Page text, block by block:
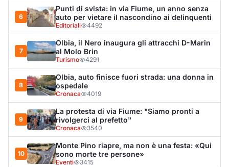
6
Punti di svista: in via Fiume, un anno senza
auto per vietare il nascondino ai delinquenti
Editoriali 4492
7
Olbia, il Nero inaugura gli attracchi D-Marin
al Molo Brin
Turismo 4291
8
Olbia, auto finisce fuori strada: una donna in
ospedale
Cronaca 4019
9
La protesta di via Fiume: "Siamo pronti a
rivolgerci al prefetto"
Cronaca 3540
10
Monte Pino riapre, ma non è una festa: «Qui
sono morte tre persone»
Eventi 3415